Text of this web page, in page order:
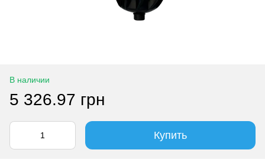
В наличии
5 326.97 грн
Купить